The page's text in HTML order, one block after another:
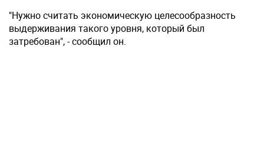
"Нужно считать экономическую целесообразность
выдерживания такого уровня, который был
затребован", - сообщил он.